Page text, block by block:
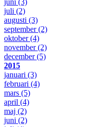
juni (3)
juli (2)
augusti (3)
september(2)
oktober(4)
november(2)
december(5)
2015
januari (3)
februari (4)
mars (5)
april (4)
maj (2)
juni (2)